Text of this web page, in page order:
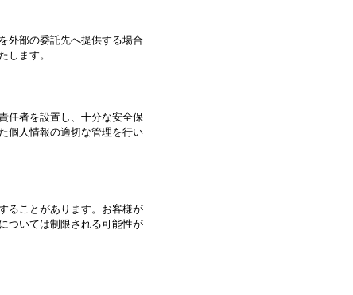
外部の委託先へ提供する場合
します。
任者を設置し、十分な安全保
個人情報の適切な管理を行い
ることがあります。お客様が
ついては制限される可能性が